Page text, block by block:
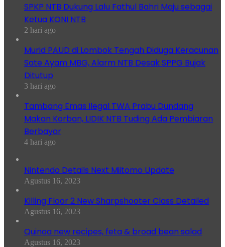
SPKP NTB Dukung Lalu Fathul Bahri Maju sebagai
Ketua KONI NTB
2 hari ago
Murid PAUD di Lombok Tengah Diduga Keracunan
Sate Ayam MBG, Alarm NTB Desak SPPG Bujak
Ditutup
3 hari ago
Tambang Emas Ilegal TWA Prabu Dundang
Makan Korban, LIDIK NTB Tuding Ada Pembiaran
Berbayar
4 hari ago
Nintendo Details Next Miitomo Update
Agustus 16, 2023
Killing Floor 2 New Sharpshooter Class Detailed
Agustus 16, 2023
Quinoa new recipes, feta & broad bean salad
Agustus 16, 2023